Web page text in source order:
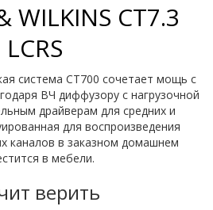
WILKINS CT7.3
LCRS
система CT700 сочетает мощь с
ВЧ диффузору с нагрузочной
драйверам для средних и
для воспроизведения
каналов в заказном домашнем
в мебели.
верить